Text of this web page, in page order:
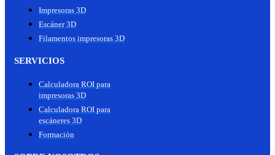
Impresoras 3D
Escáner 3D
Filamentos impresoras 3D
SERVICIOS
Calculadora ROI para
impresoras 3D
Calculadora ROI para
escáneres 3D
Formación